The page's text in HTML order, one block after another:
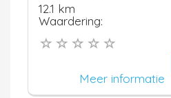
12.1 km
Waardering:
Meer informatie